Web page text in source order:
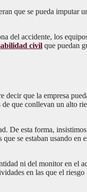
que se pueda imputar
del accidente, los
civil que puedan
que la empresa
que conllevan un alto
De esta forma,
se estaban usando en
ni del monitor en el
en las que el riesgo